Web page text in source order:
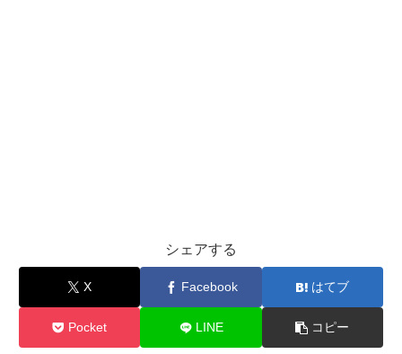
シェアする
X Facebook はてブ
Pocket LINE コピー